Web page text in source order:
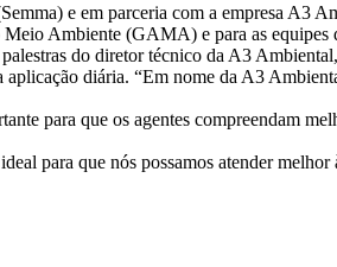
e em parceria com a empresa A3
Ambiente (GAMA) e para as equipes
do diretor técnico da A3
diária. “Em nome da A3
para que os agentes compreendam
para que nós possamos atender